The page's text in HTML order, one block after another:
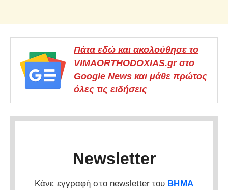
Πάτα εδώ και ακολούθησε το
VIMAORTHODOXIAS.gr στο
Google News και μάθε πρώτος
όλες τις ειδήσεις
Newsletter
Κάνε εγγραφή στο newsletter του ΒΗΜΑ